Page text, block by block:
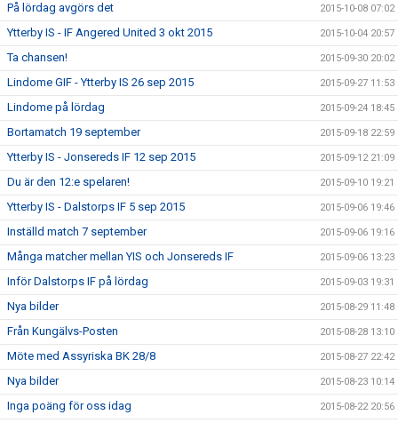
På lördag avgörs det 2015-10-08 07:02
Ytterby IS - IF Angered United 3 okt 2015 2015-10-04 20:57
Ta chansen! 2015-09-30 20:02
Lindome GIF - Ytterby IS 26 sep 2015 2015-09-27 11:53
Lindome på lördag 2015-09-24 18:45
Bortamatch 19 september 2015-09-18 22:59
Ytterby IS - Jonsereds IF 12 sep 2015 2015-09-12 21:09
Du är den 12:e spelaren! 2015-09-10 19:21
Ytterby IS - Dalstorps IF 5 sep 2015 2015-09-06 19:46
Inställd match 7 september 2015-09-06 19:16
Många matcher mellan YIS och Jonsereds IF 2015-09-06 13:23
Inför Dalstorps IF på lördag 2015-09-03 19:31
Nya bilder 2015-08-29 11:48
Från Kungälvs-Posten 2015-08-28 13:10
Möte med Assyriska BK 28/8 2015-08-27 22:42
Nya bilder 2015-08-23 10:14
Inga poäng för oss idag 2015-08-22 20:56